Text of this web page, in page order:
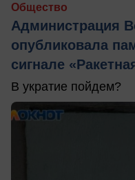
Общество
Администрация
опубликовала
сигнале
В укратие пойдем?